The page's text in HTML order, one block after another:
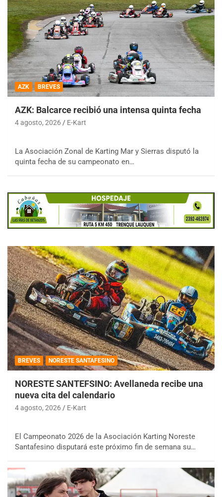
AZK BREVES
AZK: Balcarce recibió una intensa quinta fecha
4 agosto, 2026 E-Kart
La Asociación Zonal de Karting Mar y Sierras disputó la
quinta fecha de su campeonato en…
BREVES NORESTE SANTAFESINO
NORESTE SANTEFSINO: Avellaneda recibe una
nueva cita del calendario
4 agosto, 2026 E-Kart
El Campeonato 2026 de la Asociación Karting Noreste
Santafesino disputará este próximo fin de semana su…